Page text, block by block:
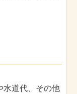
水道代、その他